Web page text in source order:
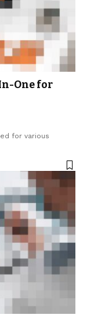
One for
for various